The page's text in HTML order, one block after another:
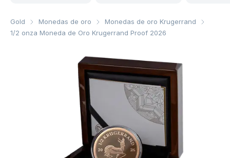
Gold Monedas de oro
Monedas de oro Krugerrand
1/2 onza Moneda de Oro Krugerrand Proof 2026